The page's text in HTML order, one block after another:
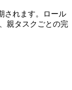
されます。ロール
親タスクごとの完